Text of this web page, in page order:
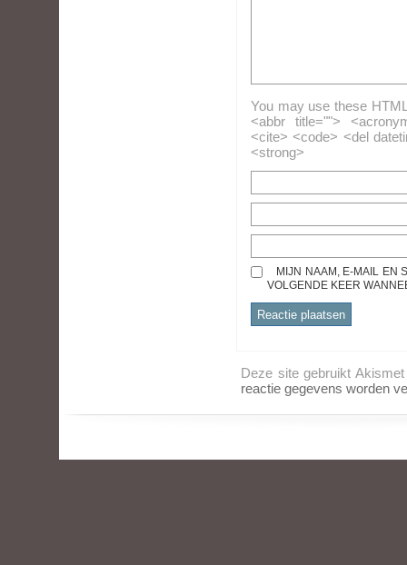
You may use these
<abbr title="">
<cite> <code> <del
<strong>
MIJN NAAM, E-MAIL EN
VOLGENDE KEER
Deze site gebruikt
reactie gegevens worden